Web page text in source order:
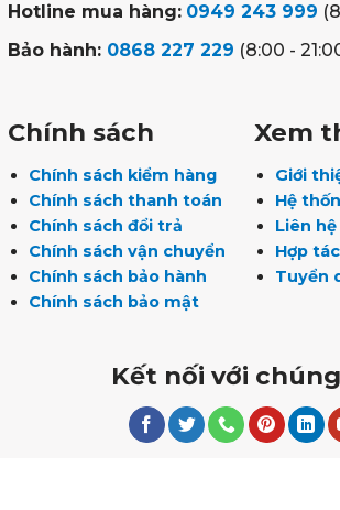
Hotline mua hàng: 0949 243 999
Bảo hành: 0868 227 229 (8:00 -
Chính sách
Chính sách kiểm hàng
Chính sách thanh toán
Chính sách đổi trả
Chính sách vận chuyển
Chính sách bảo hành
Chính sách bảo mật
Xem
Giới
Hệ
Liên hệ
Hợp
Tuyển
Kết nối với